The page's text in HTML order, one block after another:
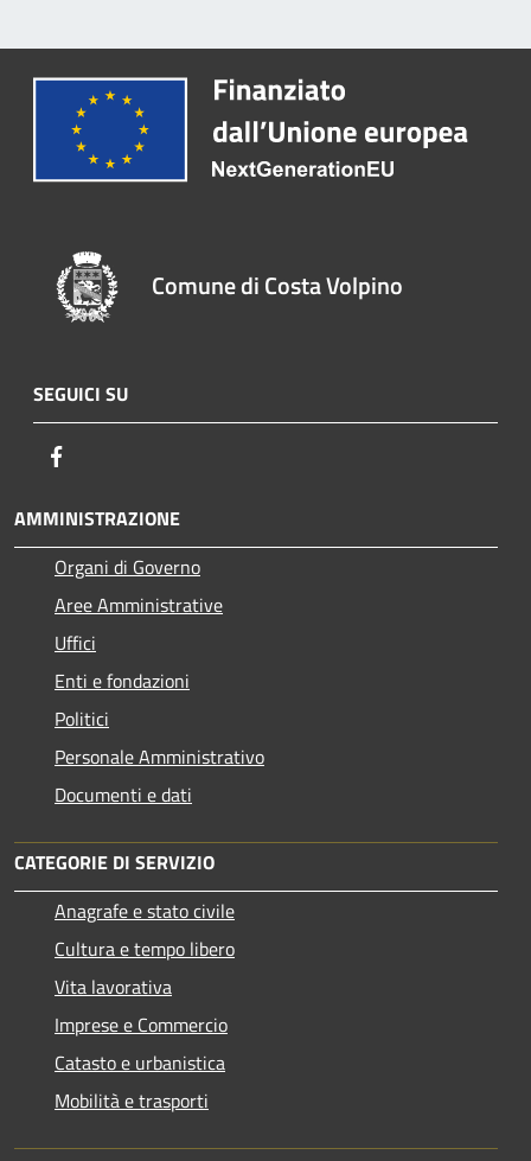
Comune di Costa Volpino
SEGUICI SU
AMMINISTRAZIONE
Organi di Governo
Aree Amministrative
Uffici
Enti e fondazioni
Politici
Personale Amministrativo
Documenti e dati
CATEGORIE DI SERVIZIO
Anagrafe e stato civile
Cultura e tempo libero
Vita lavorativa
Imprese e Commercio
Catasto e urbanistica
Mobilità e trasporti